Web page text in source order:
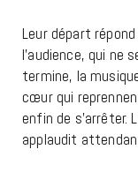
Leur départ
l’audience, qui ne
termine, la
cœur qui
enfin de s’arrêter.
applaudit